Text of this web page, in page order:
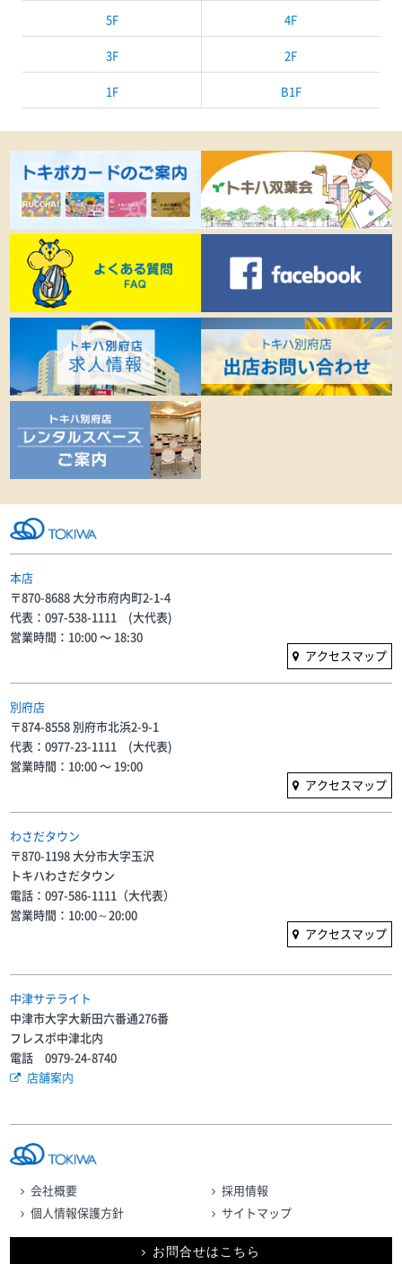
5F 4F
3F 2F
1F B1F
本店
〒870-8688 大分市府内町2-1-4
代表：097-538-1111 (大代表)
営業時間：10:00 〜 18:30
アクセスマップ
別府店
〒874-8558 別府市北浜2-9-1
代表：0977-23-1111 (大代表)
営業時間：10:00 〜 19:00
アクセスマップ
わさだタウン
〒870-1198 大分市大字玉沢
トキハわさだタウン
電話：097-586-1111（大代表）
営業時間：10:00～20:00
アクセスマップ
中津サテライト
中津市大字大新田六番通276番
フレスポ中津北内
電話 0979-24-8740
店舗案内
会社概要
採用情報
個人情報保護方針
サイトマップ
お問合せはこちら